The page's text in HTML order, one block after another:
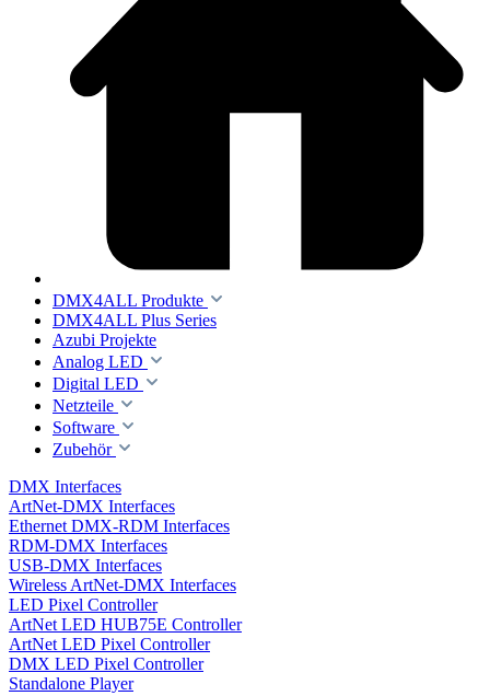
DMX4ALL Produkte
DMX4ALL Plus Series
Azubi Projekte
Analog LED
Digital LED
Netzteile
Software
Zubehör
DMX Interfaces
ArtNet-DMX Interfaces
Ethernet DMX-RDM Interfaces
RDM-DMX Interfaces
USB-DMX Interfaces
Wireless ArtNet-DMX Interfaces
LED Pixel Controller
ArtNet LED HUB75E Controller
ArtNet LED Pixel Controller
DMX LED Pixel Controller
Standalone Player